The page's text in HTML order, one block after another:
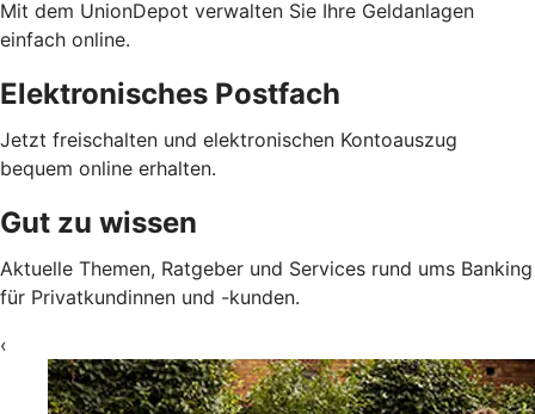
Mit dem UnionDepot verwalten Sie Ihre Geldanlagen
einfach online.
Elektronisches Postfach
Jetzt freischalten und elektronischen Kontoauszug
bequem online erhalten.
Gut zu wissen
Aktuelle Themen, Ratgeber und Services rund ums Banking
für Privatkundinnen und -kunden.
‹